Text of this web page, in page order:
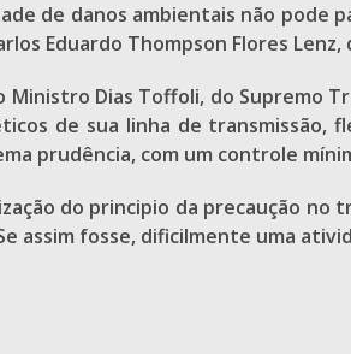
de danos ambientais não
Eduardo Thompson Flores
Dias Toffoli, do Supremo
de sua linha de transmissão,
prudência, com um controle
do principio da precaução
assim fosse, dificilmente uma